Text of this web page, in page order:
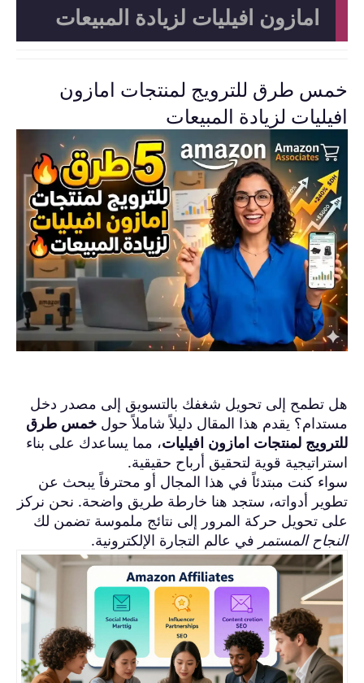
امازون افيليات لزيادة المبيعات
خمس طرق للترويج لمنتجات امازون
افيليات لزيادة المبيعات
هل تطمح إلى تحويل شغفك بالتسويق إلى مصدر دخل
مستدام؟ يقدم هذا المقال دليلاً شاملاً حول خمس طرق
للترويج لمنتجات امازون افيليات، مما يساعدك على بناء
استراتيجية قوية لتحقيق أرباح حقيقية.
سواء كنت مبتدئاً في هذا المجال أو محترفاً يبحث عن
تطوير أدواته، ستجد هنا خارطة طريق واضحة. نحن نركز
على تحويل حركة المرور إلى نتائج ملموسة تضمن لك
النجاح المستمر في عالم التجارة الإلكترونية.